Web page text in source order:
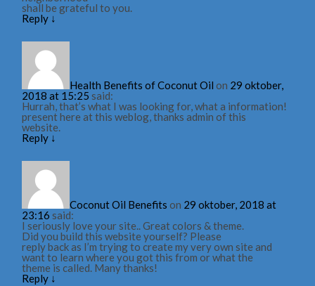
shall be grateful to you.
Reply ↓
Health Benefits of Coconut Oil on 29 oktober,
2018 at 15:25 said:
Hurrah, that’s what I was looking for, what a information!
present here at this weblog, thanks admin of this
website.
Reply ↓
Coconut Oil Benefits on 29 oktober, 2018 at
23:16 said:
I seriously love your site.. Great colors & theme.
Did you build this website yourself? Please
reply back as I’m trying to create my very own site and
want to learn where you got this from or what the
theme is called. Many thanks!
Reply ↓